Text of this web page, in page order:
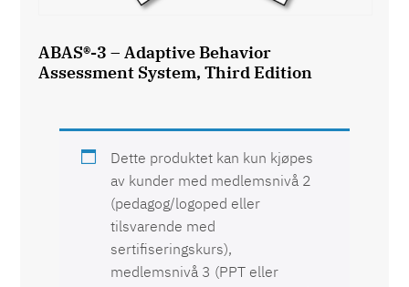
ABAS®-3 – Adaptive Behavior
Assessment System, Third Edition
Dette produktet kan kun kjøpes
av kunder med medlemsnivå 2
(pedagog/logoped eller
tilsvarende med
sertifiseringskurs),
medlemsnivå 3 (PPT eller